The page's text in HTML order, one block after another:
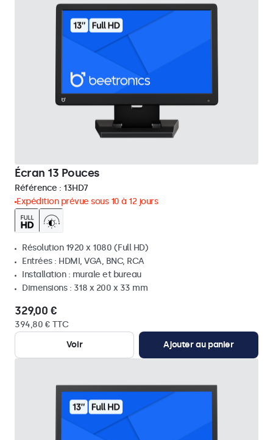
Écran 13 Pouces
Référence : 13HD7
Expédition prévue sous 10 à 12 jours
Résolution 1920 x 1080 (Full HD)
Entrées : HDMI, VGA, BNC, RCA
Installation : murale et bureau
Dimensions : 318 x 200 x 33 mm
329,00 €
394,80 € TTC
Voir
Ajouter au panier